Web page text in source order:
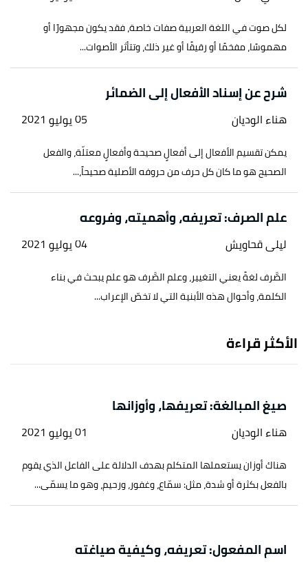
لكل صوت في اللغة العربية صفات خاصة، فقد يكون مجهورًا أو
مهموسًا، مفخمًا أو رقيقًا أو غير ذلك، وتتأثر الأصوات...
شرح عن إسناد الأفعال إلى الضمائر
هناء الوديان 05 يوليو 2021
يمكن تقسيم الأفعال إلى أفعالٍ صحيحة وأفعالٍ معتلّة، والفعل
الصحيح هو ما كان كل حرف من حروفه الأصلية صحيحاً،...
علم الصرف: تعريفه، وأهميته، وفروعه
ليلى قحاويش 04 يوليو 2021
الصَّرف لغةً يعني التغيير، وعلم الصَّرف هو علم يبحث في بناء
الكلمة، وأحوال هذه الأبنية التي لا تخصّ الإعراب...
الأكثر قراءة
صيغ المبالغة: تعريفها، وأوزانها
هناء الوديان 01 يوليو 2021
هناك أوزان يستعملها المتكلم بهدف الدلالة على الفاعل الذي يقوم
بالفعل بكثرة أو شدة، مثل: سمّاع، وغفور، ورحيم، وهو ما يسمّى...
اسم المفعول: تعريفه، وكيفية صياغته